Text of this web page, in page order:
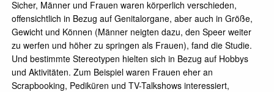
Sicher, Männer und Frauen waren körperlich verschieden,
offensichtlich in Bezug auf Genitalorgane, aber auch in Größe,
Gewicht und Können (Männer neigten dazu, den Speer weiter
zu werfen und höher zu springen als Frauen), fand die Studie.
Und bestimmte Stereotypen hielten sich in Bezug auf Hobbys
und Aktivitäten. Zum Beispiel waren Frauen eher an
Scrapbooking, Pediküren und TV-Talkshows interessiert,